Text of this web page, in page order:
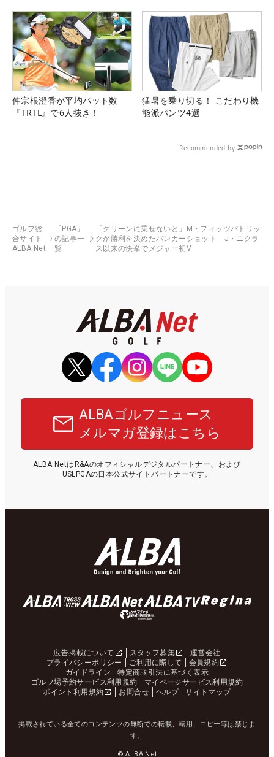
仲宗根澄香が平均パット数
『TRTL』で6人抜き！
猛暑を乗り切る！ こだわり機
能派パンツ4選
Recommended by
ゴルフ総
合サイト
ALBA Net
「PGA」
の記事一
覧
「グリーンに乗せないと」M・フィッツパトリッ
クが勝利を決めたバンカーショット J・ニクラ
ス以来の快挙でメジャー初V
ALBAゴルフニュース
メルマガ登録はこちら
ALBA NetはR&Aのオフィシャルデジタルパートナー、および
USLPGAの日本公式サイトパートナーです。
広告掲載について スタッフ募集
運営会社
プライバシーポリシー
ご利用に際して
会員規約
ガイドライン
特定商取引法に基づく表示
ゴルフ場予約サービス利用規約
マイページサービス利用規約
ポイント利用規約
お問合せ ヘルプ サイトマップ
掲載されている全てのコンテンツの無断での転載、転用、コピー等は禁じま
す。
© ALBA Net